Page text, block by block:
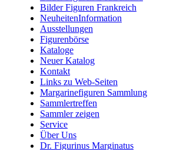
Bilder Figuren Frankreich
NeuheitenInformation
Ausstellungen
Figurenbörse
Kataloge
Neuer Katalog
Kontakt
Links zu Web-Seiten
Margarinefiguren Sammlung
Sammlertreffen
Sammler zeigen
Service
Über Uns
Dr. Figurinus Marginatus